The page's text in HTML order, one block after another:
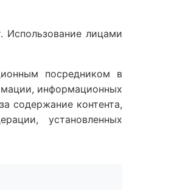
Использование лицами
посредником в
информационных
содержание контента,
установленных